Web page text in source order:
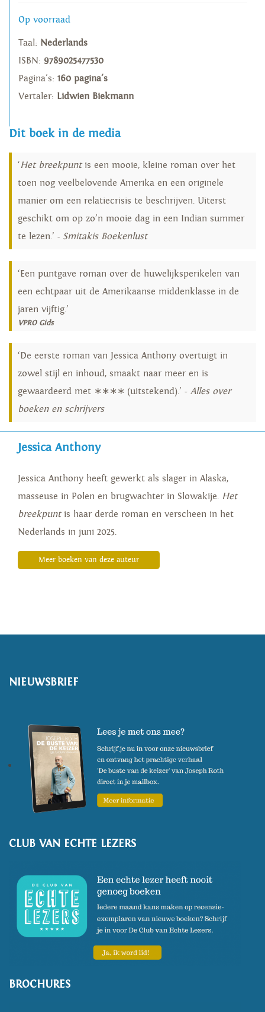
Op voorraad
Taal: Nederlands
ISBN: 9789025477530
Pagina's: 160 pagina's
Vertaler: Lidwien Biekmann
Dit boek in de media
‘Het breekpuntis een mooie, kleine roman over het
toen nog veelbelovende Amerika en een originele
manier om een relatiecrisis te beschrijven. Uiterst
geschikt om op zo’n mooie dag in een Indian summer
te lezen.’ - Smitakis Boekenlust
‘Een puntgave roman over de huwelijksperikelen van
een echtpaar uit de Amerikaanse middenklasse in de
jaren vijftig.’
VPRO Gids
‘De eerste roman van Jessica Anthony overtuigt in
zowel stijl en inhoud, smaakt naar meer en is
gewaardeerd met ∗∗∗∗ (uitstekend).’ - Alles over
boeken en schrijvers
Jessica Anthony
Jessica Anthony heeft gewerkt als slager in Alaska,
masseuse in Polen en brugwachter in Slowakije. Het
breekpuntis haar derde roman en verscheen in het
Nederlands in juni 2025.
Meer boeken van deze auteur
NIEUWSBRIEF
CLUB VAN ECHTE LEZERS
BROCHURES